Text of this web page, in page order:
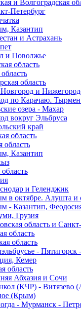
и Волгоградская
Петербург
Казантип
и Астрахань
и Поволжье
область
область
и
по Карачаю.
озера - Махар
вокруг Эльбруса
край
область
область
Казантип
и Геленджик
в октябре. Алушта и
- Казантип,
Грузия
область и
область
область
-
Кемер
область
Абхазия и Сочи
(КЧР) - Витязево
(Крым)
- Мурманск -